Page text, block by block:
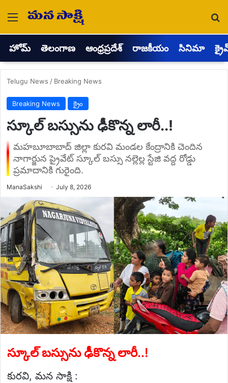
Menu
హోమ్ తెలంగాణ ఆంధ్రప్రదేశ్ రాజకీయం సినిమా
Telugu News / Breaking News
Breaking News క్రైం
స్కూల్ బస్సును ఢీకొన్న లారీ..!
మహబూబాబాద్ జిల్లా కురవి మండల కేంద్రానికి చెందిన
నాగార్జున ప్రైవేట్ స్కూల్ బస్సు నల్లెల్ల స్టేజి వద్ద రోడ్డు
ప్రమాదానికి గురైంది.
ManaSakshi Send
email
July 8, 2026
స్కూల్ బస్సును ఢీకొన్న లారీ..!
కురవి, మన సాక్షి :